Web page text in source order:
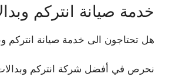
خدمة صيانة انتركم
هل تحتاجون الى خدمة صيانة انتركم
نحرص في أفضل شركة انتركم